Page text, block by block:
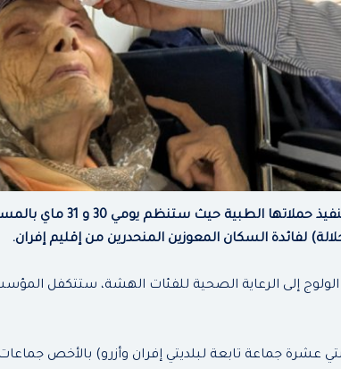
تواصل مؤسسة محمد الخامس
لفائدة السكان المعوزين المنحدرين من إقليم إفران.
إلى الرعاية الصحية للفئات الهشة، ستتكفل
عشرة جماعة تابعة لبلديتي إفران وأزرو) بالأخص